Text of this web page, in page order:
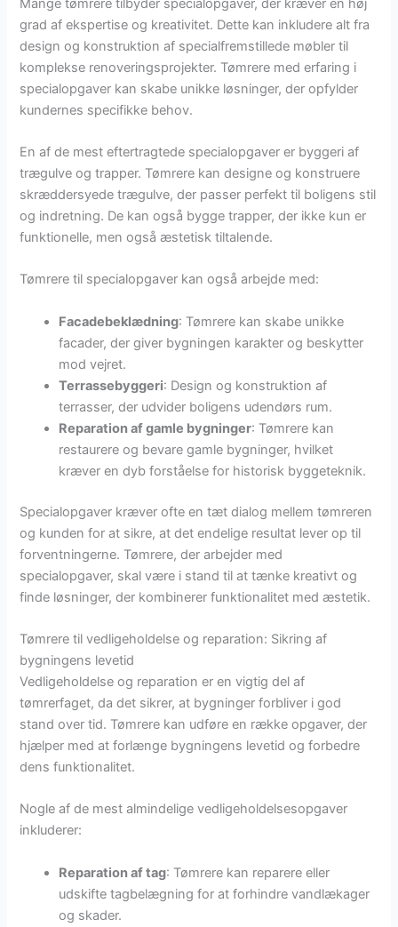
Mange tømrere tilbyder specialopgaver, der kræver en høj
grad af ekspertise og kreativitet. Dette kan inkludere alt fra
design og konstruktion af specialfremstillede møbler til
komplekse renoveringsprojekter. Tømrere med erfaring i
specialopgaver kan skabe unikke løsninger, der opfylder
kundernes specifikke behov.
En af de mest eftertragtede specialopgaver er byggeri af
trægulve og trapper. Tømrere kan designe og konstruere
skræddersyede trægulve, der passer perfekt til boligens stil
og indretning. De kan også bygge trapper, der ikke kun er
funktionelle, men også æstetisk tiltalende.
Tømrere til specialopgaver kan også arbejde med:
Facadebeklædning: Tømrere kan skabe unikke
facader, der giver bygningen karakter og beskytter
mod vejret.
Terrassebyggeri: Design og konstruktion af
terrasser, der udvider boligens udendørs rum.
Reparation af gamle bygninger: Tømrere kan
restaurere og bevare gamle bygninger, hvilket
kræver en dyb forståelse for historisk byggeteknik.
Specialopgaver kræver ofte en tæt dialog mellem tømreren
og kunden for at sikre, at det endelige resultat lever op til
forventningerne. Tømrere, der arbejder med
specialopgaver, skal være i stand til at tænke kreativt og
finde løsninger, der kombinerer funktionalitet med æstetik.
Tømrere til vedligeholdelse og reparation: Sikring af
bygningens levetid
Vedligeholdelse og reparation er en vigtig del af
tømrerfaget, da det sikrer, at bygninger forbliver i god
stand over tid. Tømrere kan udføre en række opgaver, der
hjælper med at forlænge bygningens levetid og forbedre
dens funktionalitet.
Nogle af de mest almindelige vedligeholdelsesopgaver
inkluderer:
Reparation af tag: Tømrere kan reparere eller
udskifte tagbelægning for at forhindre vandlækager
og skader.